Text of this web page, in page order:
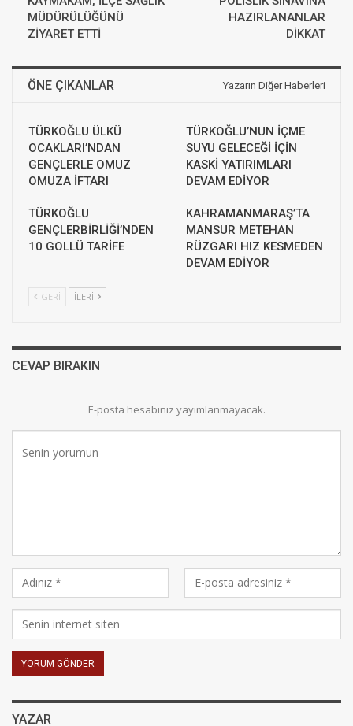
MÜDÜRÜLÜĞÜNÜ
ZİYARET ETTİ
HAZIRLANANLAR
DİKKAT
ÖNE ÇIKANLAR Yazarın Diğer Haberleri
TÜRKOĞLU ÜLKÜ
OCAKLARI’NDAN
GENÇLERLE OMUZ
OMUZA İFTARI
TÜRKOĞLU’NUN İÇME
SUYU GELECEĞİ İÇİN
KASKİ YATIRIMLARI
DEVAM EDİYOR
TÜRKOĞLU
GENÇLERBİRLİĞİ’NDEN
10 GOLLÜ TARİFE
KAHRAMANMARAŞ’TA
MANSUR METEHAN
RÜZGARI HIZ KESMEDEN
DEVAM EDİYOR
GERI İLERI
CEVAP BIRAKIN
E-posta hesabınız yayımlanmayacak.
YAZAR